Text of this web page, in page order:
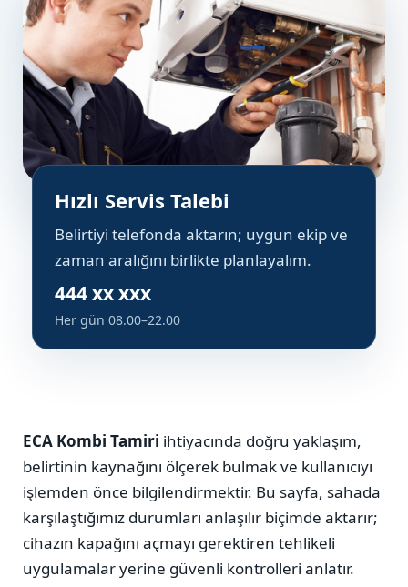
Hızlı Servis Talebi
Belirtiyi telefonda aktarın; uygun ekip ve
zaman aralığını birlikte planlayalım.
444 xx xxx
Her gün 08.00–22.00
ECA Kombi Tamiri ihtiyacında doğru yaklaşım,
belirtinin kaynağını ölçerek bulmak ve kullanıcıyı
işlemden önce bilgilendirmektir. Bu sayfa, sahada
karşılaştığımız durumları anlaşılır biçimde aktarır;
cihazın kapağını açmayı gerektiren tehlikeli
uygulamalar yerine güvenli kontrolleri anlatır.